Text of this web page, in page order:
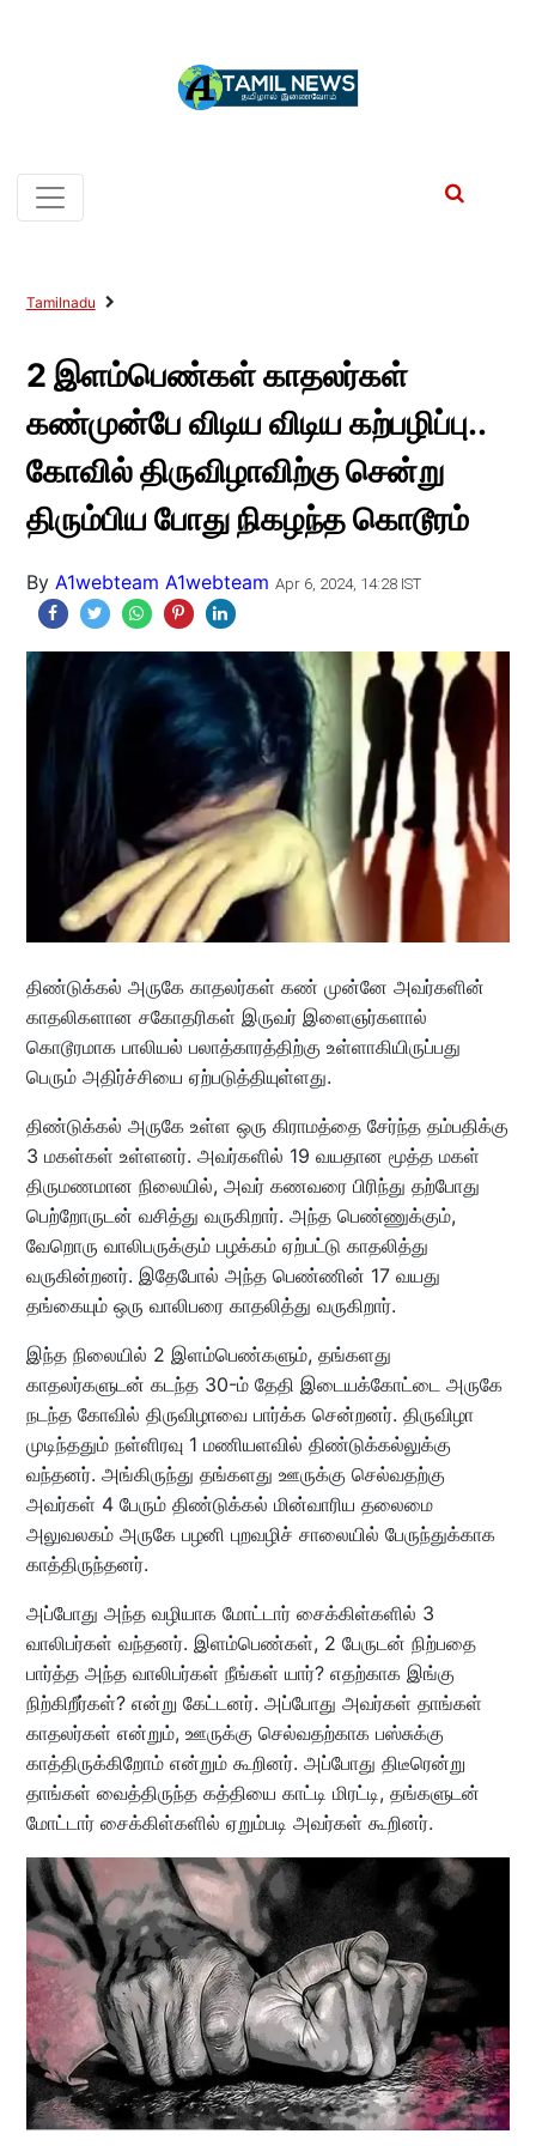
Tamilnadu
2 இளம்பெண்கள் காதலர்கள்
கண்முன்பே விடிய விடிய கற்பழிப்பு..
கோவில் திருவிழாவிற்கு சென்று
திரும்பிய போது நிகழந்த கொடூரம்
By A1webteam A1webteam Apr 6, 2024, 14:28 IST
திண்டுக்கல் அருகே காதலர்கள் கண் முன்னே அவர்களின்
காதலிகளான சகோதரிகள் இருவர் இளைஞர்களால்
கொடூரமாக பாலியல் பலாத்காரத்திற்கு உள்ளாகியிருப்பது
பெரும் அதிர்ச்சியை ஏற்படுத்தியுள்ளது.
திண்டுக்கல் அருகே உள்ள ஒரு கிராமத்தை சேர்ந்த தம்பதிக்கு
3 மகள்கள் உள்ளனர். அவர்களில் 19 வயதான மூத்த மகள்
திருமணமான நிலையில், அவர் கணவரை பிரிந்து தற்போது
பெற்றோருடன் வசித்து வருகிறார். அந்த பெண்ணுக்கும்,
வேறொரு வாலிபருக்கும் பழக்கம் ஏற்பட்டு காதலித்து
வருகின்றனர். இதேபோல் அந்த பெண்ணின் 17 வயது
தங்கையும் ஒரு வாலிபரை காதலித்து வருகிறார்.
இந்த நிலையில் 2 இளம்பெண்களும், தங்களது
காதலர்களுடன் கடந்த 30-ம் தேதி இடையக்கோட்டை அருகே
நடந்த கோவில் திருவிழாவை பார்க்க சென்றனர். திருவிழா
முடிந்ததும் நள்ளிரவு 1 மணியளவில் திண்டுக்கல்லுக்கு
வந்தனர். அங்கிருந்து தங்களது ஊருக்கு செல்வதற்கு
அவர்கள் 4 பேரும் திண்டுக்கல் மின்வாரிய தலைமை
அலுவலகம் அருகே பழனி புறவழிச் சாலையில் பேருந்துக்காக
காத்திருந்தனர்.
அப்போது அந்த வழியாக மோட்டார் சைக்கிள்களில் 3
வாலிபர்கள் வந்தனர். இளம்பெண்கள், 2 பேருடன் நிற்பதை
பார்த்த அந்த வாலிபர்கள் நீங்கள் யார்? எதற்காக இங்கு
நிற்கிறீர்கள்? என்று கேட்டனர். அப்போது அவர்கள் தாங்கள்
காதலர்கள் என்றும், ஊருக்கு செல்வதற்காக பஸ்சுக்கு
காத்திருக்கிறோம் என்றும் கூறினர். அப்போது திடீரென்று
தாங்கள் வைத்திருந்த கத்தியை காட்டி மிரட்டி, தங்களுடன்
மோட்டார் சைக்கிள்களில் ஏறும்படி அவர்கள் கூறினர்.